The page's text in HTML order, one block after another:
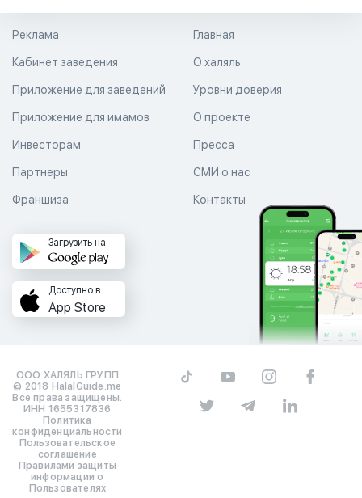
Главная
О халяль
Уровни доверия
Реклама
Кабинет заведения
Приложение для заведений
Приложение для имамов О проекте
Пресса
СМИ о нас
Контакты
Инвесторам
Партнеры
Франшиза
Загрузить на
Доступно в
App Store
ООО ХАЛЯЛЬ ГРУПП
© 2018 HalalGuide.me
Все права защищены.
ИНН 1655317836
Политика
конфиденциальности
Пользовательское
соглашение
Правилами защиты
информации о
Пользователях